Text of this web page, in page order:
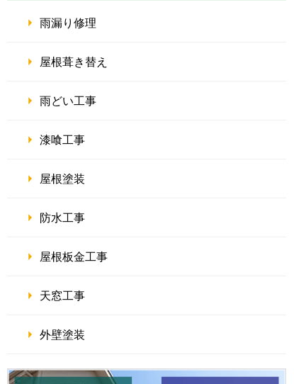
雨漏り修理
屋根葺き替え
雨どい工事
漆喰工事
屋根塗装
防水工事
屋根板金工事
天窓工事
外壁塗装